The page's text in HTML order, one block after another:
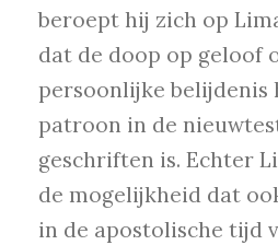
beroept hij zich op
dat de doop op geloof
persoonlijke belijdenis
patroon in de
geschriften is. Echter
de mogelijkheid dat
in de apostolische tijd